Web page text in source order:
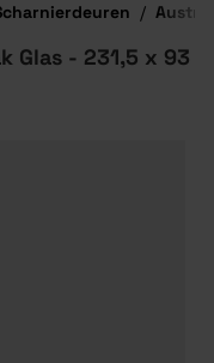
/
Glas - 231,5 x 93